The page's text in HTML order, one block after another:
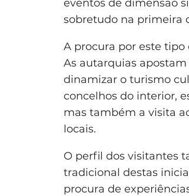
eventos de dimensão
sobretudo na primeira
A procura por este
As autarquias
dinamizar o turismo
concelhos do interior,
mas também a visita
locais.
O perfil dos visitantes
tradicional destas
procura de